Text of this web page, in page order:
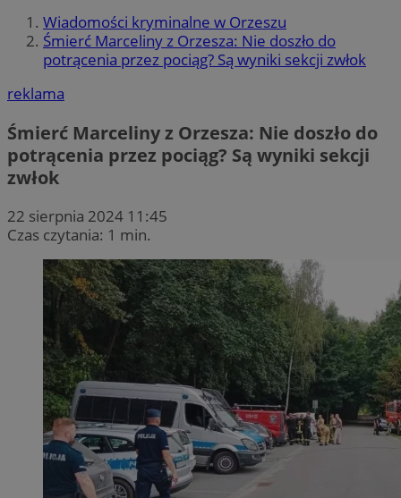
Wiadomości kryminalne w Orzeszu
Śmierć Marceliny z Orzesza: Nie doszło do
potrącenia przez pociąg? Są wyniki sekcji zwłok
reklama
Śmierć Marceliny z Orzesza: Nie doszło do
potrącenia przez pociąg? Są wyniki sekcji
zwłok
22 sierpnia 2024 11:45
Czas czytania: 1 min.